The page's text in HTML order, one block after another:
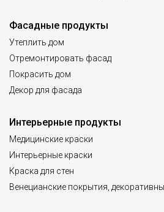
Фасадные продукты
Утеплить дом
Отремонтировать фасад
Покрасить дом
Декор для фасада
Интерьерные продукты
Медицинские краски
Интерьерные краски
Краска для стен
Венецианские покрытия,